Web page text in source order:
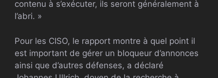
contenu à s’exécuter, ils seront généralement à
l’abri. »
Pour les CISO, le rapport montre à quel point il
est important de gérer un bloqueur d’annonces
ainsi que d’autres défenses, a déclaré